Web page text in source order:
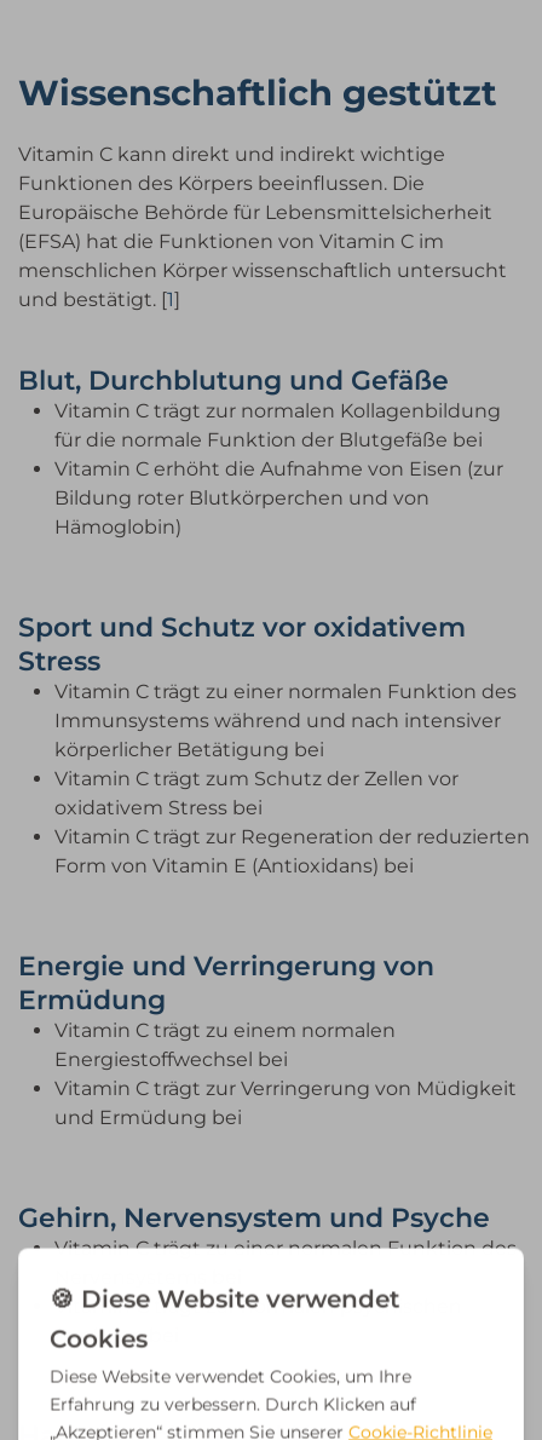
Wissenschaftlich gestützt
Vitamin C kann direkt und indirekt wichtige
Funktionen des Körpers beeinflussen. Die
Europäische Behörde für Lebensmittelsicherheit
(EFSA) hat die Funktionen von Vitamin C im
menschlichen Körper wissenschaftlich untersucht
und bestätigt. [1]
Blut, Durchblutung und Gefäße
Vitamin C trägt zur normalen Kollagenbildung
für die normale Funktion der Blutgefäße bei
Vitamin C erhöht die Aufnahme von Eisen (zur
Bildung roter Blutkörperchen und von
Hämoglobin)
Sport und Schutz vor oxidativem
Stress
Vitamin C trägt zu einer normalen Funktion des
Immunsystems während und nach intensiver
körperlicher Betätigung bei
Vitamin C trägt zum Schutz der Zellen vor
oxidativem Stress bei
Vitamin C trägt zur Regeneration der reduzierten
Form von Vitamin E (Antioxidans) bei
Energie und Verringerung von
Ermüdung
Vitamin C trägt zu einem normalen
Energiestoffwechsel bei
Vitamin C trägt zur Verringerung von Müdigkeit
und Ermüdung bei
Gehirn, Nervensystem und Psyche
Vitamin C trägt zu einer normalen Funktion des
Vitamin C trägt zur normalen psychischen
Funktion bei